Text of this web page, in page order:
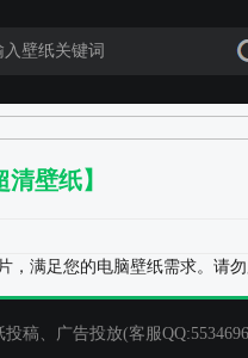
清壁纸】
，满足您的电脑壁纸需求。请
投稿、广告投放(客服